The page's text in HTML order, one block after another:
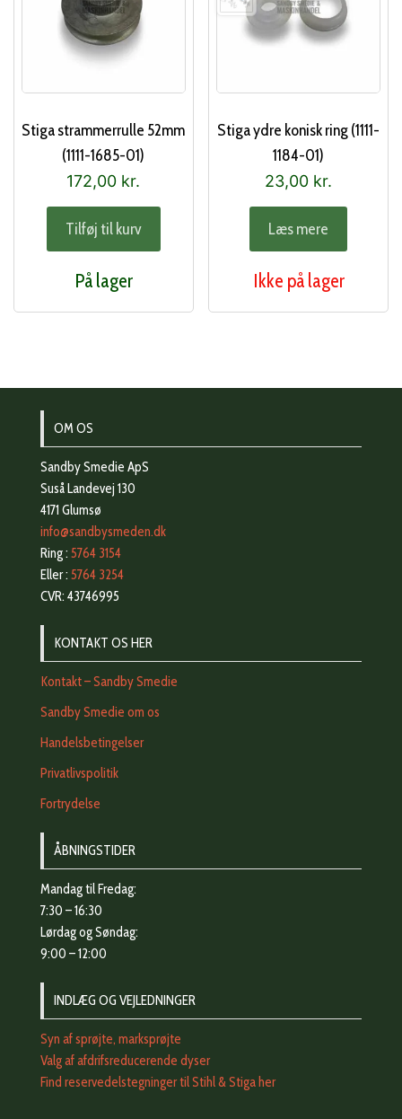
Stiga strammerrulle 52mm
(1111-1685-01)
172,00 kr.
Tilføj til kurv
På lager
Stiga ydre konisk ring (1111-
1184-01)
23,00 kr.
Læs mere
Ikke på lager
OM OS
Sandby Smedie ApS
Suså Landevej 130
4171 Glumsø
info@sandbysmeden.dk
Ring : 5764 3154
Eller : 5764 3254
CVR: 43746995
KONTAKT OS HER
Kontakt – Sandby Smedie
Sandby Smedie om os
Handelsbetingelser
Privatlivspolitik
Fortrydelse
ÅBNINGSTIDER
Mandag til Fredag:
7:30 – 16:30
Lørdag og Søndag:
9:00 – 12:00
INDLÆG OG VEJLEDNINGER
Syn af sprøjte, marksprøjte
Valg af afdrifsreducerende dyser
Find reservedelstegninger til Stihl & Stiga her